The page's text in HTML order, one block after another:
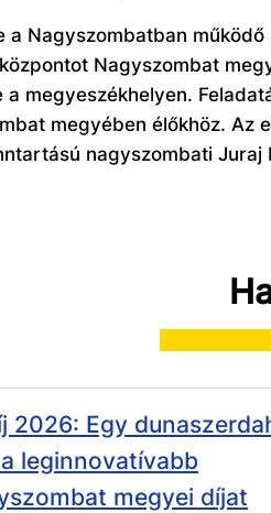
a Nagyszombatban
Nagyszombat
megyeszékhelyen.
megyében élőkhöz. Az
nagyszombati
2026: Egy
leginnovatívabb
megyei díjat